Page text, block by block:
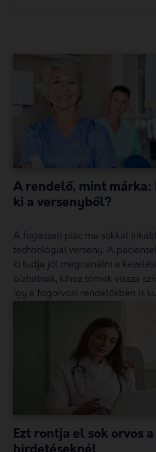
A rendelő, mint
ki a versenyből?
A fogászati piac ma sokkal
technológiai verseny. A
ki tudja jól megcsinálni a
bízhatnak, kihez térnek vissza
így a fogorvosi rendelőkben is
Ezt rontja el sok orvos